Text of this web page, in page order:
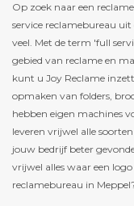
Op zoek naar een
service reclamebureau
veel. Met de term 'full
gebied van reclame en
kunt u Joy Reclame
opmaken van folders,
hebben eigen machines
leveren vrijwel alle
jouw bedrijf beter
vrijwel alles waar een
reclamebureau in